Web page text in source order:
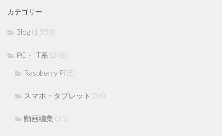
カテゴリー
Blog (1,958)
PC・IT系 (248)
Raspberry Pi (5)
スマホ・タブレット (36)
動画編集 (31)